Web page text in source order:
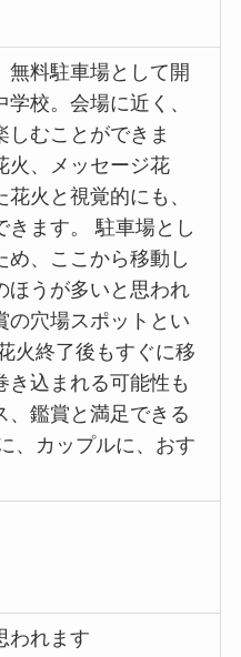
無料駐車場として開
校。会場に近く、
しむことができま
火、メッセージ花
火と視覚的にも、
きます。 駐車場とし
め、ここから移動し
ほうが多いと思われ
の穴場スポットとい
火終了後もすぐに移
き込まれる可能性も
、鑑賞と満足できる
、カップルに、おす
われます